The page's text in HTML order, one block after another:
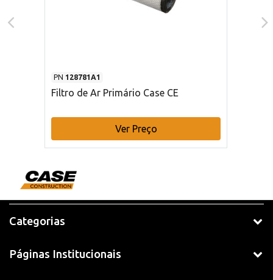
PN 128781A1
Filtro de Ar Primário Case CE
Ver Preço
Categorias
Páginas Institucionais